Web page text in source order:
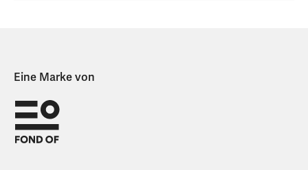
Eine Marke von